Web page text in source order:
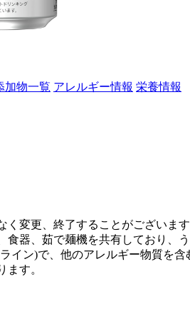
加物一覧 アレルギー情報 栄養情報
く変更、終了することがございま
食器、茹で麺機を共有しており、
イン)で、他のアレルギー物質を
ます。